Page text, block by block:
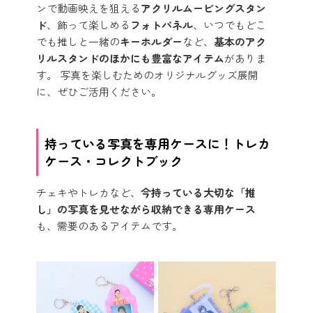
ンで動画映えを狙えるアクリルムービングスタン
ド、飾って楽しめる フォトパネル、いつでもどこ
でも推しと一緒のキーホルダーなど、 基本のアク
リルスタンドのほかにも豊富なアイテムがありま
す。 写真を楽しむためのオリジナルグッズ展開
に、ぜひご活用ください。
持っている写真を専用ケースに！トレカ
ケース・コレクトブック
チェキやトレカなど、 今持っている大切な「推
し」の写真を見せながら収納できる専用ケース
も、需要のあるアイテムです。